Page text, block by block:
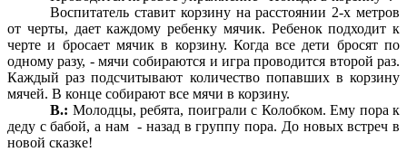
Воспитатель ставит корзину на расстоянии 2-х метров
от черты, дает каждому ребенку мячик. Ребенок подходит к
черте и бросает мячик в корзину. Когда все дети бросят по
одному разу, - мячи собираются и игра проводится второй раз.
Каждый раз подсчитывают количество попавших в корзину
мячей. В конце собирают все мячи в корзину.
В.: Молодцы, ребята, поиграли с Колобком. Ему пора к
деду с бабой, а нам - назад в группу пора. До новых встреч в
новой сказке!